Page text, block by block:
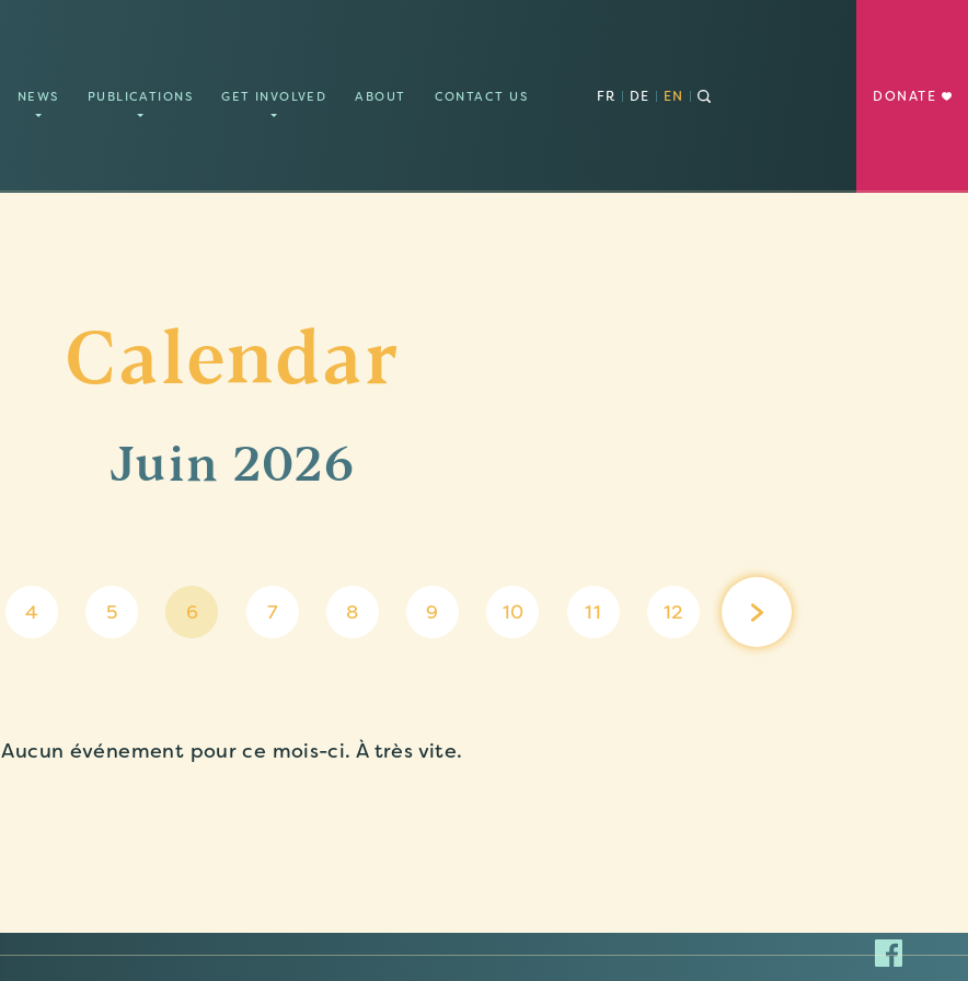
NEWS PUBLICATIONS GET INVOLVED ABOUT CONTACT US FR DE EN DONATE
Calendar
Juin 2026
4 5 6 7 8 9 10 11 12
Aucun événement pour ce mois-ci. À très vite.